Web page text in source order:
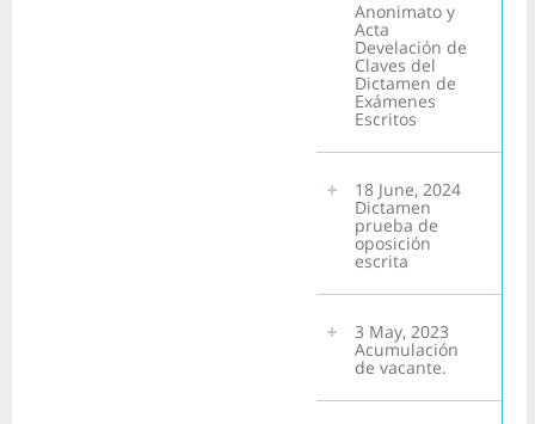
Anonimato y
Acta
Develación de
Claves del
Dictamen de
Exámenes
Escritos
18 June, 2024
Dictamen
prueba de
oposición
escrita
3 May, 2023
Acumulación
de vacante.